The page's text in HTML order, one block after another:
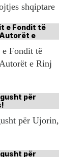
shqiptare
Fondit të
e Rinj
për Ujorin,